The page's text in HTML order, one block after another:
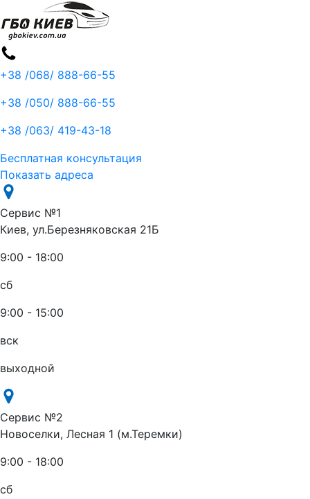
+38 /068/ 888-66-55
+38 /050/ 888-66-55
+38 /063/ 419-43-18
Бесплатная консультация
Показать адреса
Сервис №1
Киев, ул.Березняковская 21Б
9:00 - 18:00
сб
9:00 - 15:00
вск
выходной
Сервис №2
Новоселки, Лесная 1 (м.Теремки)
9:00 - 18:00
сб